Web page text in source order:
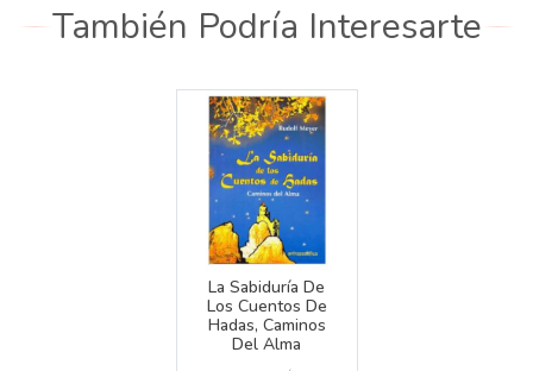
También Podría Interesarte
La Sabiduría De
Los Cuentos De
Hadas, Caminos
Del Alma